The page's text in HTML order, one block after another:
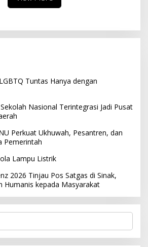
Tuntas Hanya dengan
Nasional Terintegrasi Jadi Pusat
Perkuat Ukhuwah, Pesantren, dan
Pemerintah
Lampu Listrik
2026 Tinjau Pos Satgas di Sinak,
Humanis kepada Masyarakat